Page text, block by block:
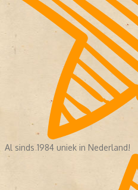
Al sinds 1984 uniek in Nederland!